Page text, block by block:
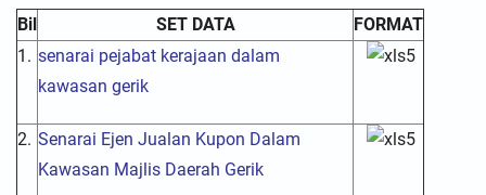
Bil SET DATA
FORMAT
1. senarai pejabat kerajaan dalam
kawasan gerik
2. Senarai Ejen Jualan Kupon Dalam
Kawasan Majlis Daerah Gerik